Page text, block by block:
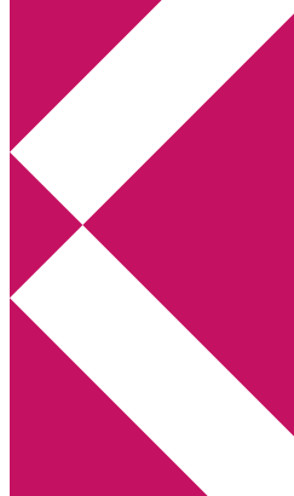
Annikas litteratur- och kulturblogg
Deckare, kriminalromaner, thrillers
Hem
Boktolva
Författarfemman
Kontakt
Webbshop Amazon